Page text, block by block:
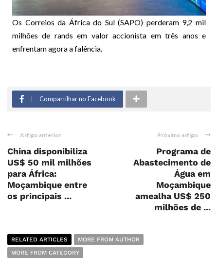
Os Correios da África do Sul (SAPO) perderam 9,2 mil
milhões de rands em valor accionista em três anos e
enfrentam agora a falência.
Compartilhar no Facebook
Artigo anterior
China disponibiliza
US$ 50 mil milhões
para África:
Moçambique entre
os principais ...
Próximo artigo
Programa de
Abastecimento de
Água em
Moçambique
amealha US$ 250
milhões de ...
RELATED ARTICLES
MORE FROM AUTHOR
MORE FROM CATEGORY